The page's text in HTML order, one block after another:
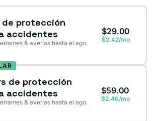
de protección
accidentes
& averías hasta el ago.
$29.00
$2.42/mo
de protección
accidentes
& averías hasta el ago.
$59.00
$2.46/mo